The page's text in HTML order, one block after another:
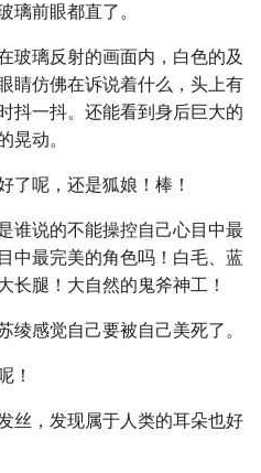
璃前眼都直了。
玻璃反射的画面内，白色的及
睛仿佛在诉说着什么，头上有
抖一抖。还能看到身后巨大的
晃动。
了呢，还是狐娘！棒！
谁说的不能操控自己心目中最
中最完美的角色吗！白毛、蓝
长腿！大自然的鬼斧神工！
绫感觉自己要被自己美死了。
！
丝，发现属于人类的耳朵也好